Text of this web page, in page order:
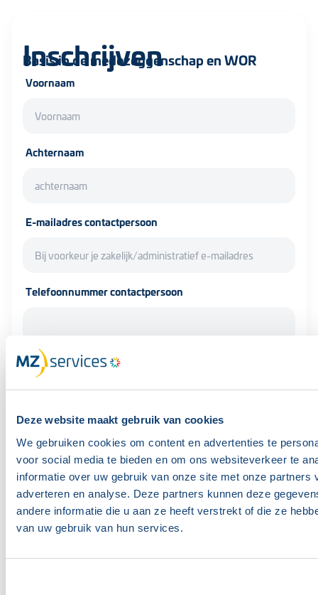
Deze website maakt gebruik van cookies
We gebruiken cookies om content en advertenties te
voor social media te bieden en om ons websiteverkeer te
informatie over uw gebruik van onze site met onze partners
adverteren en analyse. Deze partners kunnen deze
andere informatie die u aan ze heeft verstrekt of die ze
van uw gebruik van hun services.
Inschrijven
Basis in de medezeggenschap en WOR
Voornaam
Achternaam
E-mailadres contactpersoon
Telefoonnummer contactpersoon
E-mailadres facturatie
Organisatie